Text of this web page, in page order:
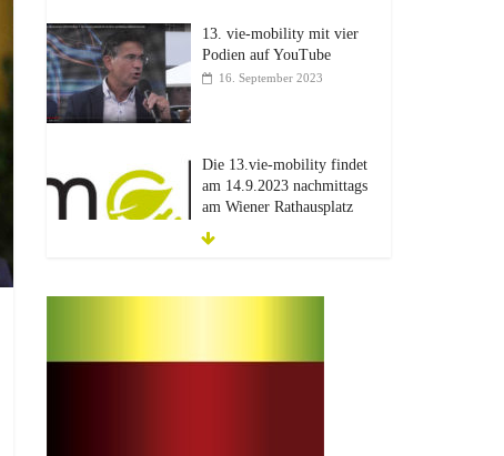
13. vie-mobility mit vier
Podien auf YouTube
16. September 2023
Die 13.vie-mobility findet
am 14.9.2023 nachmittags
am Wiener Rathausplatz
statt.